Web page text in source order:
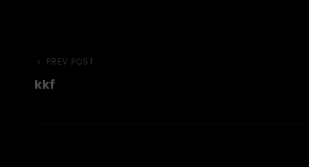
Beitragsnavigation
Previous
Post
PREV POST
kkf